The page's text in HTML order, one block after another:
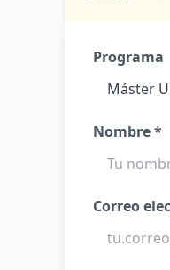
Programa
Nombre *
Correo